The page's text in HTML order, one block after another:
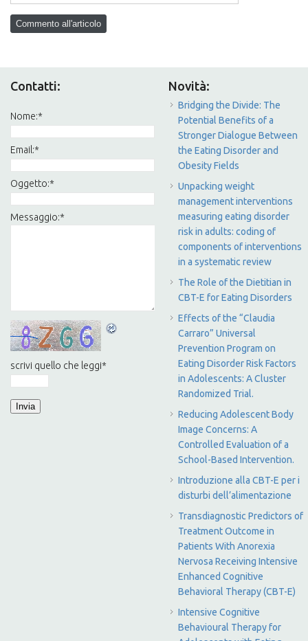
Contatti:
Nome:*
Email:*
Oggetto:*
Messaggio:*
scrivi quello che leggi*
Novità:
Bridging the Divide: The
Potential Benefits of a
Stronger Dialogue Between
the Eating Disorder and
Obesity Fields
Unpacking weight
management interventions
measuring eating disorder
risk in adults: coding of
components of interventions
in a systematic review
The Role of the Dietitian in
CBT-E for Eating Disorders
Effects of the “Claudia
Carraro” Universal
Prevention Program on
Eating Disorder Risk Factors
in Adolescents: A Cluster
Randomized Trial.
Reducing Adolescent Body
Image Concerns: A
Controlled Evaluation of a
School-Based Intervention.
Introduzione alla CBT-E per i
disturbi dell’alimentazione
Transdiagnostic Predictors of
Treatment Outcome in
Patients With Anorexia
Nervosa Receiving Intensive
Enhanced Cognitive
Behavioral Therapy (CBT-E)
Intensive Cognitive
Behavioural Therapy for